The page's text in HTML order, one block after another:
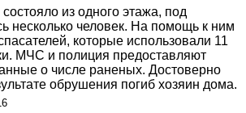
из одного этажа, под
несколько человек. На помощь к ним
которые использовали 11
МЧС и полиция предоставляют
о числе раненых. Достоверно
обрушения погиб хозяин дома.